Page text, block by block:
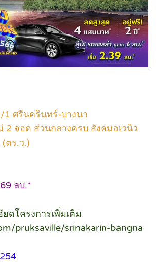
ศรีนครินทร์-บางนา
2 จอด ส่วนกลางครบ สังคมอเวนิว
ตร.ว.)
ลบ.*
ยดโครงการเพิ่มเติม
pruksaville/srinakarin-bangna